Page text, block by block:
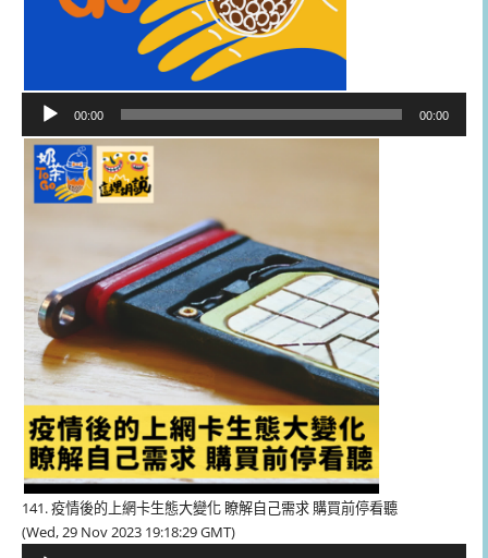
播
器
00:00 00:00
141. 疫情後的上網卡生態大變化 瞭解自己需求 購買前停看聽
(Wed, 29 Nov 2023 19:18:29 GMT)